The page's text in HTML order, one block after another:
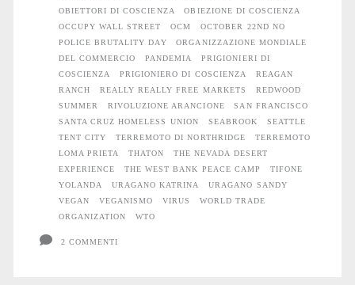
OBIETTORI DI COSCIENZA
OBIEZIONE DI COSCIENZA
OCCUPY WALL STREET
OCM
OCTOBER 22ND NO
POLICE BRUTALITY DAY
ORGANIZZAZIONE MONDIALE
DEL COMMERCIO
PANDEMIA
PRIGIONIERI DI
COSCIENZA
PRIGIONIERO DI COSCIENZA
REAGAN
RANCH
REALLY REALLY FREE MARKETS
REDWOOD
SUMMER
RIVOLUZIONE ARANCIONE
SAN FRANCISCO
SANTA CRUZ HOMELESS UNION
SEABROOK
SEATTLE
TENT CITY
TERREMOTO DI NORTHRIDGE
TERREMOTO
LOMA PRIETA
THATON
THE NEVADA DESERT
EXPERIENCE
THE WEST BANK PEACE CAMP
TIFONE
YOLANDA
URAGANO KATRINA
URAGANO SANDY
VEGAN
VEGANISMO VIRUS
WORLD TRADE
ORGANIZATION
WTO
2 COMMENTI